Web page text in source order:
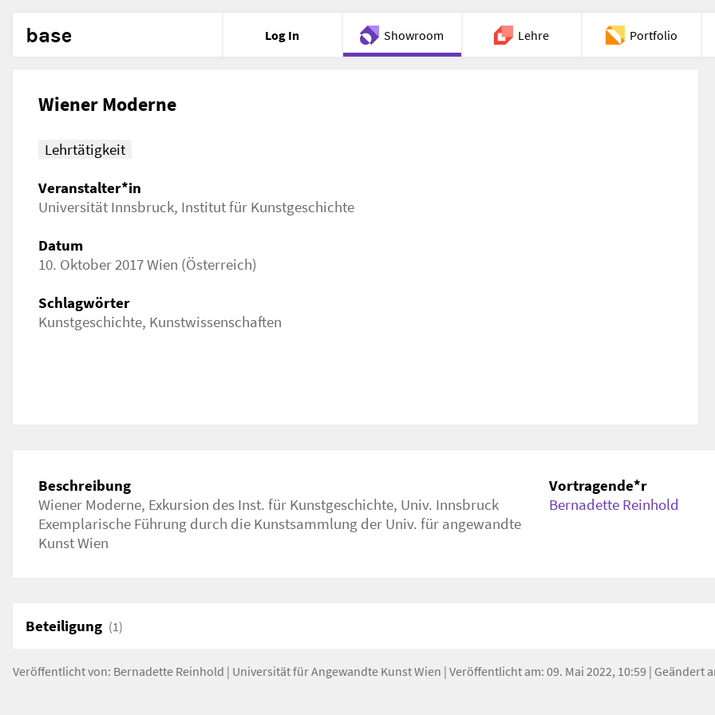
base Log In Showroom Lehre Portfolio
Wiener Moderne
Lehrtätigkeit
Veranstalter*in
Universität Innsbruck, Institut für Kunstgeschichte
Datum
10. Oktober 2017 Wien (Österreich)
Schlagwörter
Kunstgeschichte, Kunstwissenschaften
Beschreibung
Wiener Moderne, Exkursion des Inst. für Kunstgeschichte, Univ. Innsbruck
Exemplarische Führung durch die Kunstsammlung der Univ. für angewandte
Kunst Wien
Vortragende*r
Bernadette Reinhold
Beteiligung (1)
Veröffentlicht von: Bernadette Reinhold | Universität für Angewandte Kunst Wien | Veröffentlicht am: 09. Mai 2022, 10:59 | Geändert